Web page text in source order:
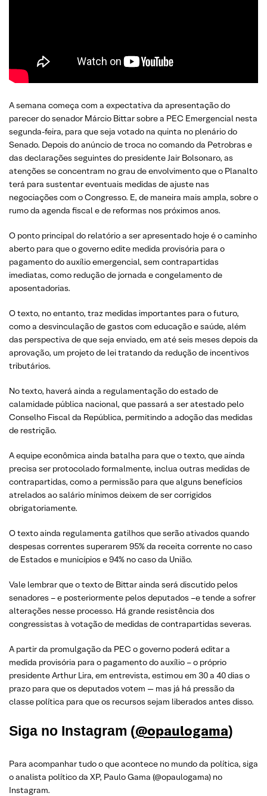
A semana começa com a expectativa da apresentação do
parecer do senador Márcio Bittar sobre a PEC Emergencial nesta
segunda-feira, para que seja votado na quinta no plenário do
Senado. Depois do anúncio de troca no comando da Petrobras e
das declarações seguintes do presidente Jair Bolsonaro, as
atenções se concentram no grau de envolvimento que o Planalto
terá para sustentar eventuais medidas de ajuste nas
negociações com o Congresso. E, de maneira mais ampla, sobre o
rumo da agenda fiscal e de reformas nos próximos anos.
O ponto principal do relatório a ser apresentado hoje é o caminho
aberto para que o governo edite medida provisória para o
pagamento do auxílio emergencial, sem contrapartidas
imediatas, como redução de jornada e congelamento de
aposentadorias.
O texto, no entanto, traz medidas importantes para o futuro,
como a desvinculação de gastos com educação e saúde, além
das perspectiva de que seja enviado, em até seis meses depois da
aprovação, um projeto de lei tratando da redução de incentivos
tributários.
No texto, haverá ainda a regulamentação do estado de
calamidade pública nacional, que passará a ser atestado pelo
Conselho Fiscal da República, permitindo a adoção das medidas
de restrição.
A equipe econômica ainda batalha para que o texto, que ainda
precisa ser protocolado formalmente, inclua outras medidas de
contrapartidas, como a permissão para que alguns benefícios
atrelados ao salário mínimos deixem de ser corrigidos
obrigatoriamente.
O texto ainda regulamenta gatilhos que serão ativados quando
despesas correntes superarem 95% da receita corrente no caso
de Estados e municípios e 94% no caso da União.
Vale lembrar que o texto de Bittar ainda será discutido pelos
senadores – e posteriormente pelos deputados –e tende a sofrer
alterações nesse processo. Há grande resistência dos
congressistas à votação de medidas de contrapartidas severas.
A partir da promulgação da PEC o governo poderá editar a
medida provisória para o pagamento do auxílio – o próprio
presidente Arthur Lira, em entrevista, estimou em 30 a 40 dias o
prazo para que os deputados votem — mas já há pressão da
classe política para que os recursos sejam liberados antes disso.
Siga no Instagram (@opaulogama)
Para acompanhar tudo o que acontece no mundo da política, siga
o analista político da XP, Paulo Gama (@opaulogama) no
Instagram.